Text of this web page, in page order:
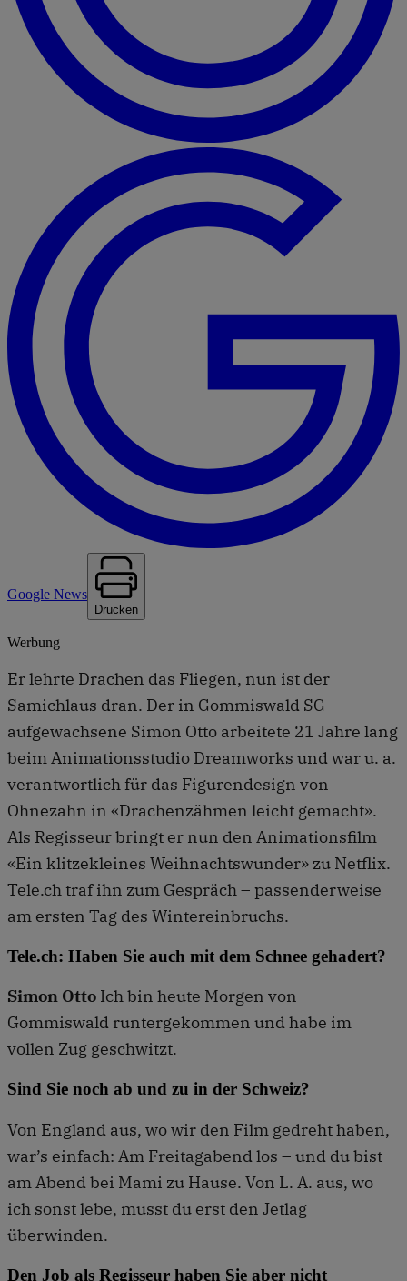
Google News
Drucken
Werbung
Er lehrte Drachen das Fliegen, nun ist der
Samichlaus dran. Der in Gommiswald SG
aufgewachsene Simon Otto arbeitete 21 Jahre lang
beim Animationsstudio Dreamworks und war u. a.
verantwortlich für das Figurendesign von
Ohnezahn in «Drachenzähmen leicht gemacht».
Als Regisseur bringt er nun den Animationsfilm
«Ein klitzekleines Weihnachtswunder» zu Netflix.
Tele.ch traf ihn zum Gespräch – passenderweise
am ersten Tag des Wintereinbruchs.
Tele.ch: Haben Sie auch mit dem Schnee gehadert?
Simon Otto Ich bin heute Morgen von
Gommiswald runtergekommen und habe im
vollen Zug geschwitzt.
Sind Sie noch ab und zu in der Schweiz?
Von England aus, wo wir den Film gedreht haben,
war’s einfach: Am Freitagabend los – und du bist
am Abend bei Mami zu Hause. Von L. A. aus, wo
ich sonst lebe, musst du erst den Jetlag
überwinden.
Den Job als Regisseur haben Sie aber nicht